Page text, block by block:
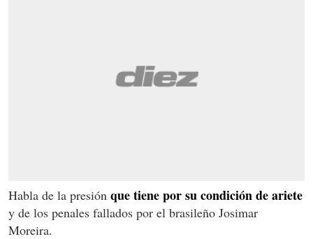
Habla de la presión que tiene por su condición de ariete
y de los penales fallados por el brasileño Josimar
Moreira.